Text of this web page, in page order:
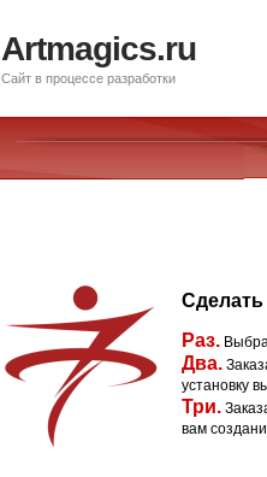
Artmagics.ru
Сайт в процессе разработки
Сделать
Раз.
Два.
установку
Три.
вам